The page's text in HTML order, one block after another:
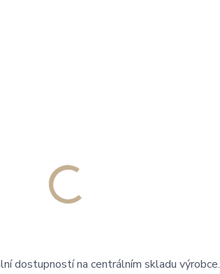
dostupností na centrálním skladu výrobce.